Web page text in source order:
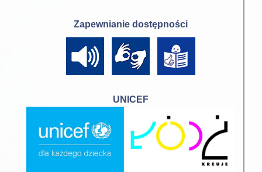
Zapewnianie dostępności
UNICEF